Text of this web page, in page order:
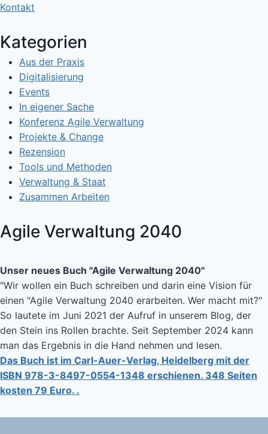
Kontakt
Kategorien
Aus der Praxis
Digitalisierung
Events
In eigener Sache
Konferenz Agile Verwaltung
Projekte & Change
Rezension
Tools und Methoden
Verwaltung & Staat
Zusammen Arbeiten
Agile Verwaltung 2040
Unser neues Buch "Agile Verwaltung 2040"
"Wir wollen ein Buch schreiben und darin eine Vision für
einen "Agile Verwaltung 2040 erarbeiten. Wer macht mit?"
So lautete im Juni 2021 der Aufruf in unserem Blog, der
den Stein ins Rollen brachte. Seit September 2024 kann
man das Ergebnis in die Hand nehmen und lesen.
Das Buch ist im Carl-Auer-Verlag, Heidelberg mit der
ISBN 978-3-8497-0554-1348 erschienen. 348 Seiten
kosten 79 Euro. .